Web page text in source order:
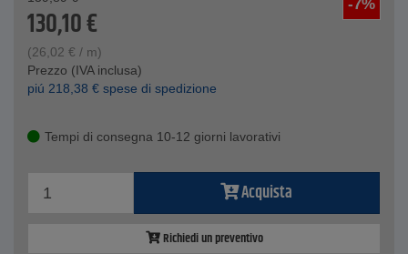
-7%
130,10€
(26,02 € / m)
Prezzo (IVA inclusa)
piú 218,38 € spese di spedizione
Tempi di consegna 10-12 giorni lavorativi
Acquista
Richiedi un preventivo